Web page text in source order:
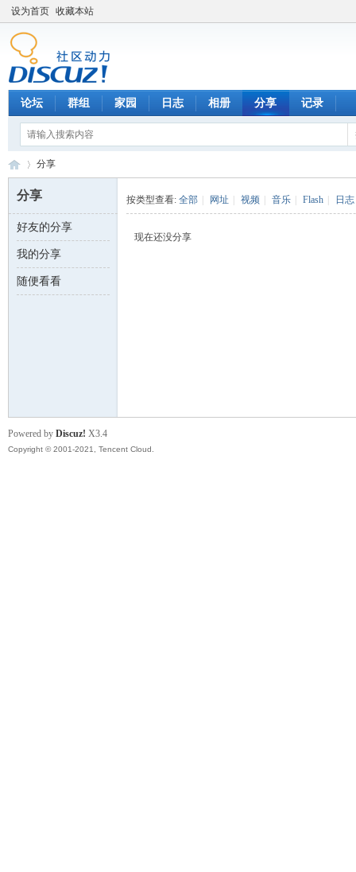
设为首页 收藏本站
论坛 群组 家园 日志 相册 分享 记录
数 ›
分享
分享
好友的分享
我的分享
随便看看
按类型查看: 全部 网址 视频 音乐 Flash 日志
现在还没分享
Powered by Discuz! X3.4
Copyright © 2001-2021, Tencent Cloud.